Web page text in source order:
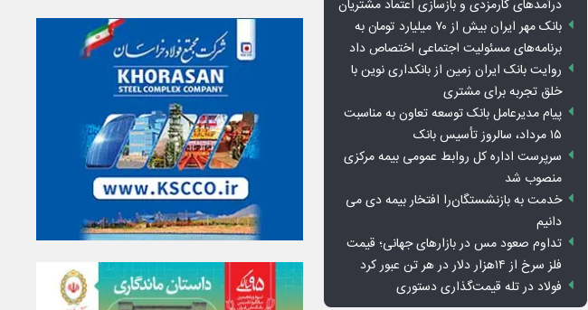
درآمدهای کارمزدی و بازسازی اعتماد مشتریان
بانک مهر ایران بیش از ۷۰ میلیارد تومان به
برنامه‌های مسئولیت اجتماعی اختصاص داد
روایت بانک ایران زمین از بانکداری نوین با
خلق تجربه برای مشتری
پیام مدیرعامل بانک توسعه تعاون به مناسبت
۱۵ مرداد، سالروز تأسیس بانک
سرپرست اداره کل روابط عمومی بیمه مرکزی
منصوب شد
خدمت به بازنشستگان‌را افتخار بیمه دی می
دانیم
تداوم صعود مس در بازارهای جهانی؛ قیمت
فلز سرخ از ۱۴هزار دلار در هر تن عبور کرد
فولاد در تله قیمت‌گذاری دستوری